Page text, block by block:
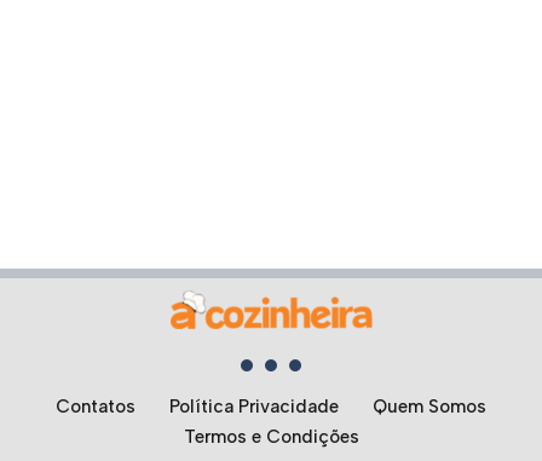
Contatos Política Privacidade
Quem Somos
Termos e Condições